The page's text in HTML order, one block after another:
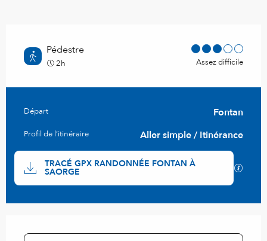
Pédestre
2h Assez difficile
Informations pratiques
Départ Fontan
Profil de l’itinéraire
Aller simple / Itinérance
Documentation
TRACÉ GPX RANDONNÉE FONTAN À
SAORGE